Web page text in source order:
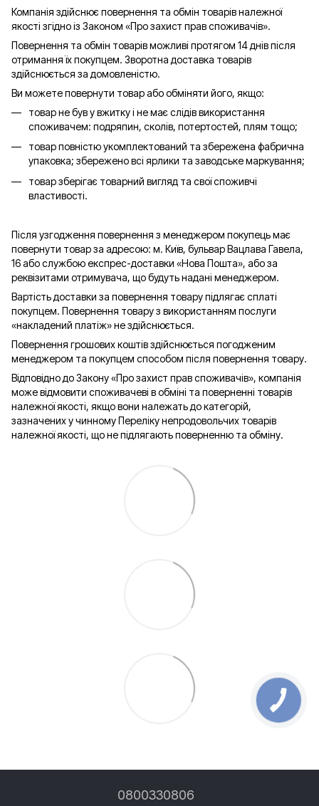
Компанія здійснює повернення та обмін товарів належної
якості згідно із Законом «Про захист прав споживачів».
Повернення та обмін товарів можливі протягом 14 днів після
отримання їх покупцем. Зворотна доставка товарів
здійснюється за домовленістю.
Ви можете повернути товар або обміняти його, якщо:
товар не був у вжитку і не має слідів використання
споживачем: подряпин, сколів, потертостей, плям тощо;
товар повністю укомплектований та збережена фабрична
упаковка; збережено всі ярлики та заводське маркування;
товар зберігає товарний вигляд та свої споживчі
властивості.
Після узгодження повернення з менеджером покупець має
повернути товар за адресою: м. Київ, бульвар Вацлава Гавела,
16 або службою експрес-доставки «Нова Пошта», або за
реквізитами отримувача, що будуть надані менеджером.
Вартість доставки за повернення товару підлягає сплаті
покупцем. Повернення товару з використанням послуги
«накладений платіж» не здійснюється.
Повернення грошових коштів здійснюється погодженим
менеджером та покупцем способом після повернення товару.
Відповідно до Закону «Про захист прав споживачів», компанія
може відмовити споживачеві в обміні та поверненні товарів
належної якості, якщо вони належать до категорій,
зазначених у чинному Переліку непродовольчих товарів
належної якості, що не підлягають поверненню та обміну.
0800330806